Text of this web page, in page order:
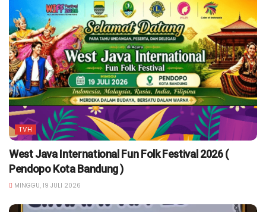
TVH
West Java International Fun Folk Festival 2026 (
Pendopo Kota Bandung )
MINGGU, 19 JULI 2026